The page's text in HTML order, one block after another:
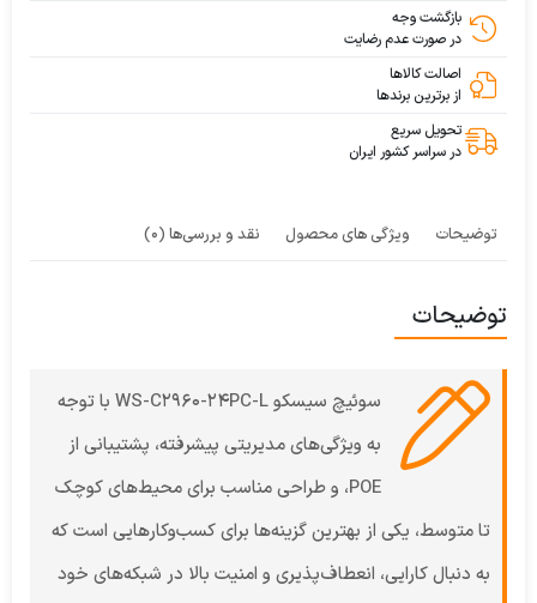
بازگشت وجه
در صورت عدم رضایت
اصالت کالاها
از برترین برندها
تحویل سریع
در سراسر کشور ایران
توضیحات ویژگی های محصول نقد و بررسی‌ها (0)
توضیحات
سوئیچ سیسکو WS-C2960-24PC-L با توجه
به ویژگی‌های مدیریتی پیشرفته، پشتیبانی از
POE، و طراحی مناسب برای محیط‌های کوچک
تا متوسط، یکی از بهترین گزینه‌ها برای کسب‌وکارهایی است که
به دنبال کارایی، انعطاف‌پذیری و امنیت بالا در شبکه‌های خود